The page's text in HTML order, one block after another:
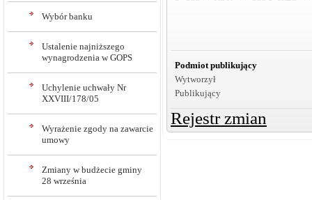
Wybór banku
Ustalenie najniższego
wynagrodzenia w GOPS
Uchylenie uchwały Nr
XXVIII/178/05
Wyrażenie zgody na zawarcie
umowy
Zmiany w budżecie gminy
28 września
Podmiot publikujący
Wytworzył
Publikujący
Rejestr zmian